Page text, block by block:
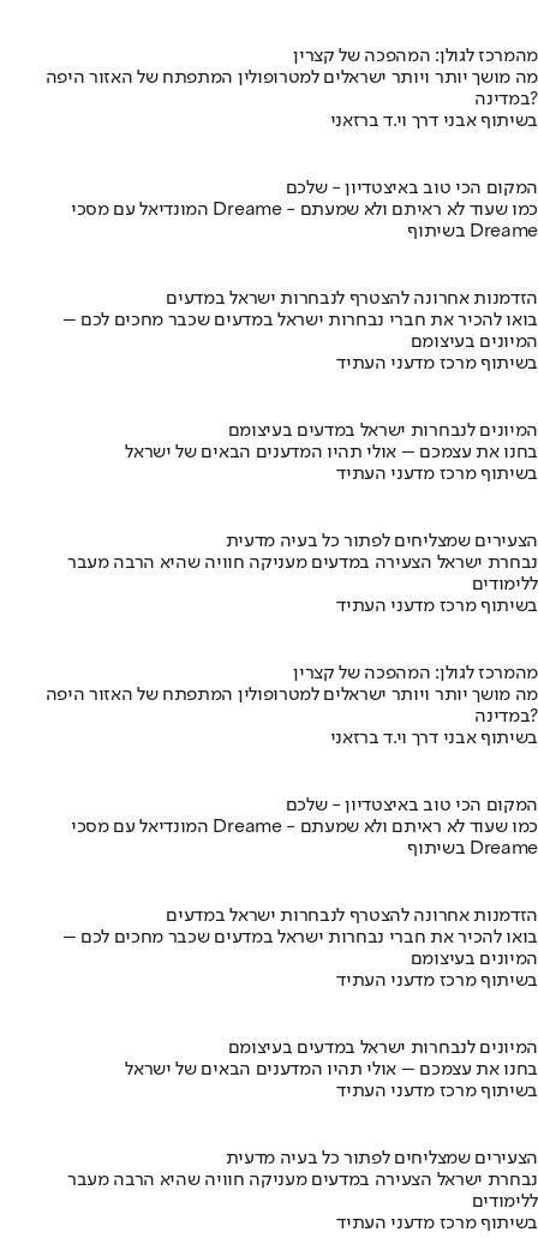
מהמרכז לגולן: המהפכה של קצרין
מה מושך יותר ויותר ישראלים למטרופולין המתפתח של האזור היפה
במדינה?
בשיתוף אבני דרך וי.ד ברזאני
המקום הכי טוב באיצטדיון - שלכם
המונדיאל עם מסכי Dreame - כמו שעוד לא ראיתם ולא שמעתם
בשיתוף Dreame
הזדמנות אחרונה להצטרף לנבחרות ישראל במדעים
בואו להכיר את חברי נבחרות ישראל במדעים שכבר מחכים לכם –
המיונים בעיצומם
בשיתוף מרכז מדעני העתיד
המיונים לנבחרות ישראל במדעים בעיצומם
בחנו את עצמכם – אולי תהיו המדענים הבאים של ישראל
בשיתוף מרכז מדעני העתיד
הצעירים שמצליחים לפתור כל בעיה מדעית
נבחרת ישראל הצעירה במדעים מעניקה חוויה שהיא הרבה מעבר
ללימודים
בשיתוף מרכז מדעני העתיד
מהמרכז לגולן: המהפכה של קצרין
מה מושך יותר ויותר ישראלים למטרופולין המתפתח של האזור היפה
במדינה?
בשיתוף אבני דרך וי.ד ברזאני
המקום הכי טוב באיצטדיון - שלכם
המונדיאל עם מסכי Dreame - כמו שעוד לא ראיתם ולא שמעתם
בשיתוף Dreame
הזדמנות אחרונה להצטרף לנבחרות ישראל במדעים
בואו להכיר את חברי נבחרות ישראל במדעים שכבר מחכים לכם –
המיונים בעיצומם
בשיתוף מרכז מדעני העתיד
המיונים לנבחרות ישראל במדעים בעיצומם
בחנו את עצמכם – אולי תהיו המדענים הבאים של ישראל
בשיתוף מרכז מדעני העתיד
הצעירים שמצליחים לפתור כל בעיה מדעית
נבחרת ישראל הצעירה במדעים מעניקה חוויה שהיא הרבה מעבר
ללימודים
בשיתוף מרכז מדעני העתיד